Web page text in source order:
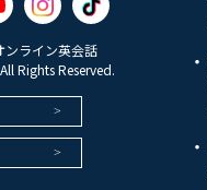
ライン英会話
Rights Reserved.